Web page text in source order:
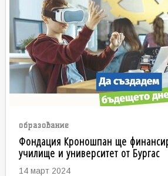
образование
Фондация Кроношпан ще
училище и университет от Бургас
14 март 2024